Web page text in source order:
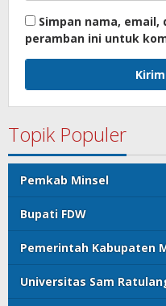
Simpan nama, email,
peramban ini untuk
Topik Populer
Pemkab Minsel
Bupati FDW
Pemerintah Kabupaten
Universitas Sam